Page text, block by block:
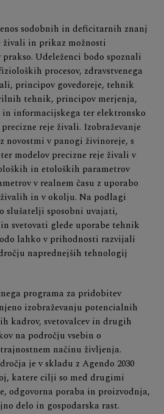
sodobnih in deficitarnih znanj
živali in prikaz možnosti
Udeleženci bodo spoznali
procesov, zdravstvenega
principov govedoreje, tehnik
tehnik, principov merjenja,
informacijskega ter elektronsko
reje živali. Izobraževanje
novostmi v panogi živinoreje, s
modelov precizne reje živali v
in etoloških parametrov
v realnem času z uporabo
in v okolju. Na podlagi
slušatelji sposobni uvajati,
svetovati glede uporabe tehnik
lahko v prihodnosti razvijali
naprednejših tehnologij
programa za pridobitev
izobraževanju potencialnih
kadrov, svetovalcev in drugih
na področju vsebin o
načinu življenja.
je v skladu z Agendo 2030
katere cilji so med drugimi
odgovorna poraba in proizvodnja,
delo in gospodarska rast.